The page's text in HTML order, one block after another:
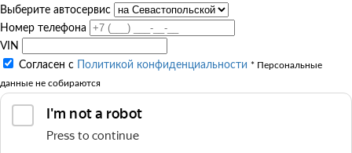
Выберите автосервис
Номер телефона
VIN
Согласен с
Политикой конфиденциальности * Персональные
данные не собираются